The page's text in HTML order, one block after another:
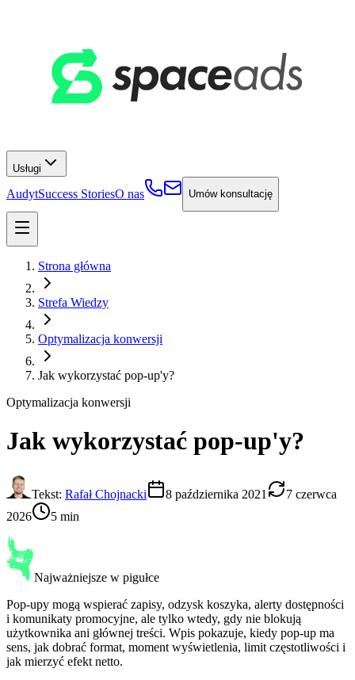
Usługi
AudytSuccess StoriesO nas Umów konsultację
Strona główna
Strefa Wiedzy
Optymalizacja konwersji
Jak wykorzystać pop-up'y?
Optymalizacja konwersji
Jak wykorzystać pop-up'y?
Tekst: Rafał Chojnacki 8 października 2021
7 czerwca
2026
5 min
Najważniejsze w pigułce
Pop-upy mogą wspierać zapisy, odzysk koszyka, alerty dostępności
i komunikaty promocyjne, ale tylko wtedy, gdy nie blokują
użytkownika ani głównej treści. Wpis pokazuje, kiedy pop-up ma
sens, jak dobrać format, moment wyświetlenia, limit częstotliwości i
jak mierzyć efekt netto.